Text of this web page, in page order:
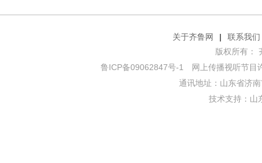
关于齐鲁网 |
联系我们
版权所有：
鲁ICP备09062847号-1
网上传播视听节目
通讯地址：山东省济
技术支持： 山